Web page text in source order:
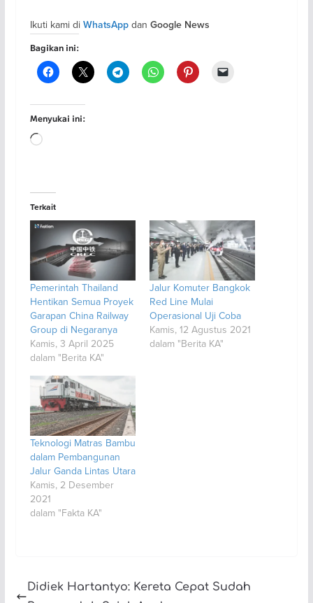
Ikuti kami di WhatsAppdan Google News
Bagikan ini:
Menyukai ini:
Memuat...
Terkait
Pemerintah Thailand
Hentikan Semua Proyek
Garapan China Railway
Group di Negaranya
Kamis, 3 April 2025
dalam "Berita KA"
Jalur Komuter Bangkok
Red Line Mulai
Operasional Uji Coba
Kamis, 12 Agustus 2021
dalam "Berita KA"
Teknologi Matras Bambu
dalam Pembangunan
Jalur Ganda Lintas Utara
Kamis, 2 Desember
2021
dalam "Fakta KA"
Didiek Hartantyo: Kereta Cepat Sudah